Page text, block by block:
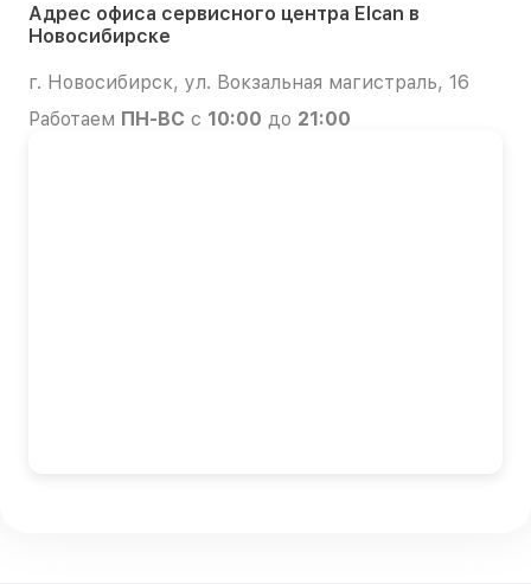
Адрес офиса сервисного центра Elcan в
Новосибирске
г. Новосибирск, ул. Вокзальная магистраль, 16
Работаем ПН-ВС с 10:00 до 21:00